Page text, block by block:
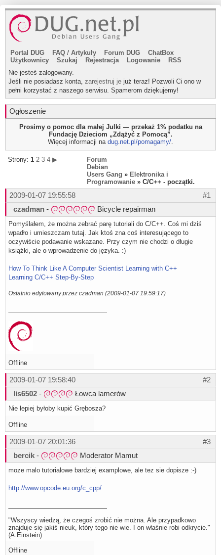
Portal DUG FAQ / Artykuły Forum DUG
ChatBox
Użytkownicy
Szukaj Rejestracja Logowanie
RSS
Nie jesteś zalogowany.
Jeśli nie posiadasz konta, zarejestruj je już teraz! Pozwoli Ci ono w
pełni korzystać z naszego serwisu. Spamerom dziękujemy!
Ogłoszenie
Prosimy o pomoc dla małej Julki — przekaż 1% podatku na
Fundację Dzieciom „Zdążyć z Pomocą”.
Więcej informacji na dug.net.pl/pomagamy/.
Strony: 1 2 3 4 ▶
Forum
Debian
Users Gang » Elektronika i
Programowanie » C/C++ - początki.
#1
2009-01-07 19:55:58
czadman - Bicycle repairman
Pomyślałem, że można zebrać parę tutoriali do C/C++. Coś mi dziś
wpadło i umieszczam tutaj. Jak ktoś zna coś interesującego to
oczywiście podawanie wskazane. Przy czym nie chodzi o długie
książki, ale o wprowadzenie do języka. :)
How To Think Like A Computer Scientist Learning with C++
Learning C/C++ Step-By-Step
Ostatnio edytowany przez czadman (2009-01-07 19:59:17)
Offline
#2
2009-01-07 19:58:40
lis6502 - Łowca lamerów
Nie lepiej byłoby kupić Grębosza?
Offline
#3
2009-01-07 20:01:36
bercik - Moderator Mamut
moze malo tutorialowe bardziej examplowe, ale tez sie dopisze :-)
http://www.opcode.eu.org/c_cpp/
"Wszyscy wiedzą, że czegoś zrobić nie można. Ale przypadkowo
znajduje się jakiś nieuk, który tego nie wie. I on właśnie robi odkrycie."
(A.Einstein)
Offline